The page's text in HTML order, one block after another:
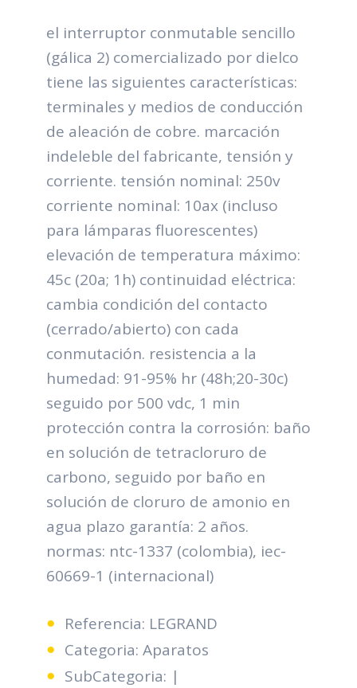
el interruptor conmutable sencillo
(gálica 2) comercializado por dielco
tiene las siguientes características:
terminales y medios de conducción
de aleación de cobre. marcación
indeleble del fabricante, tensión y
corriente. tensión nominal: 250v
corriente nominal: 10ax (incluso
para lámparas fluorescentes)
elevación de temperatura máximo:
45c (20a; 1h) continuidad eléctrica:
cambia condición del contacto
(cerrado/abierto) con cada
conmutación. resistencia a la
humedad: 91-95% hr (48h;20-30c)
seguido por 500 vdc, 1 min
protección contra la corrosión: baño
en solución de tetracloruro de
carbono, seguido por baño en
solución de cloruro de amonio en
agua plazo garantía: 2 años.
normas: ntc-1337 (colombia), iec-
60669-1 (internacional)
Referencia: LEGRAND
Categoria: Aparatos
SubCategoria: |